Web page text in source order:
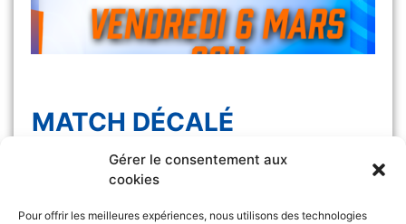
Gérer le consentement aux
cookies
Pour offrir les meilleures expériences, nous utilisons des technologies
MATCH DÉCALÉ
Le match Les Félines vs Monaco, initialement